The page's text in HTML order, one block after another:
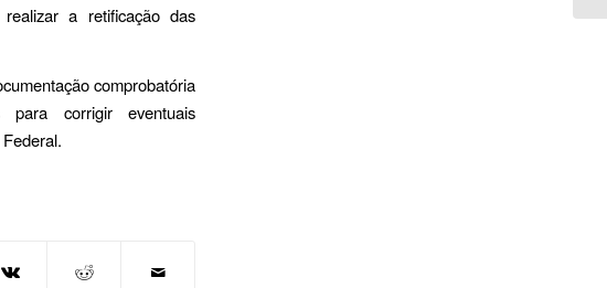
a retificação das
comprobatória
para corrigir eventuais